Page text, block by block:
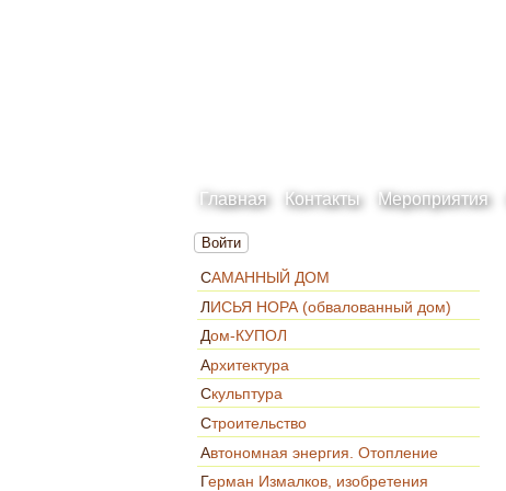
Главная Контакты Мероприятия
Войти
САМАННЫЙ ДОМ
ЛИСЬЯ НОРА (обвалованный дом)
Дом-КУПОЛ
Архитектура
Скульптура
Строительство
Автономная энергия. Отопление
Герман Измалков, изобретения